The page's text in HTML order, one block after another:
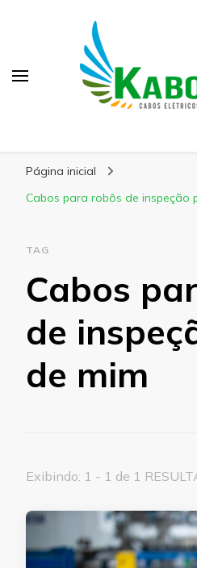
Página inicial
Cabos para robôs de inspeção
TAG
Cabos
de
de mim
Exibindo: 1 - 1 de 1